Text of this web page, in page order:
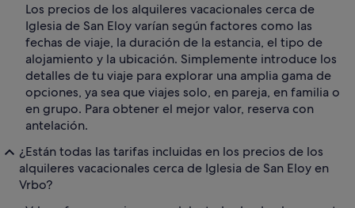
Los precios de los alquileres vacacionales cerca de
Iglesia de San Eloy varían según factores como las
fechas de viaje, la duración de la estancia, el tipo de
alojamiento y la ubicación. Simplemente introduce los
detalles de tu viaje para explorar una amplia gama de
opciones, ya sea que viajes solo, en pareja, en familia o
en grupo. Para obtener el mejor valor, reserva con
antelación.
¿Están todas las tarifas incluidas en los precios de los
alquileres vacacionales cerca de Iglesia de San Eloy en
Vrbo?